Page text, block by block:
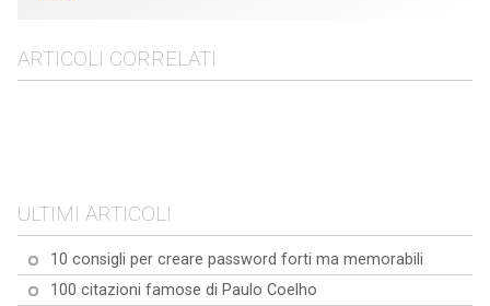
ARTICOLI CORRELATI
ULTIMI ARTICOLI
10 consigli per creare password forti ma memorabili
100 citazioni famose di Paulo Coelho